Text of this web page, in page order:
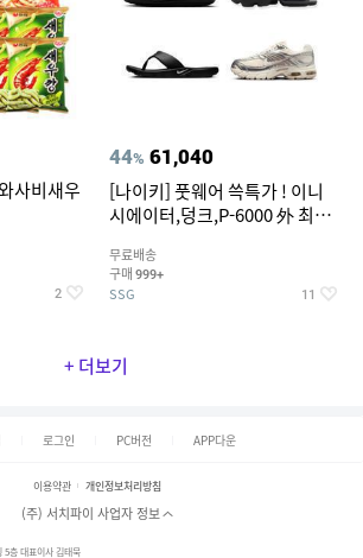
사비새우
2
44% 61,040
[나이키] 풋웨어 쓱특가 ! 이니
시에이터,덩크,P-6000 外 최대
무료배송
구매 999+
SSG 11
+ 더보기
로그인 PC버전 APP다운
이용약관 개인정보처리방침
(주) 서치파이 사업자 정보
5층 대표이사 김태묵